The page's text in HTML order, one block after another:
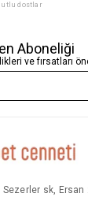
dostlar
Aboneliği
ve fırsatları
sk, Ersan